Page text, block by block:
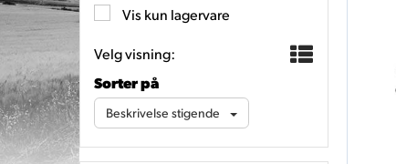
Vis kun lagervare
Velg visning:
Sorter på
Beskrivelse stigende